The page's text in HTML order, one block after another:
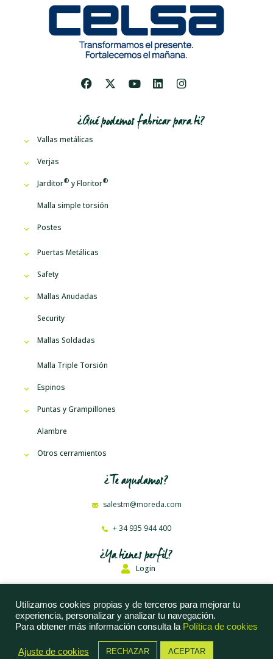
¿Qué podemos fabricar para ti?
Vallas metálicas
Verjas
Jarditor yFloritor
Malla simple torsión
Postes
Puertas Metálicas
Safety
Mallas Anudadas
Security
Mallas Soldadas
Malla Triple Torsión
Espinos
Puntas y Grampillones
Alambre
Otros cerramientos
¿Te ayudamos?
salestm@moreda.com
+ 34 935 944 400
¿Ya tienes perfil?
Login
Moreda Riviere Trefilerías, S. A. © 2023
Aviso Legal
Política de Privacidad
Utilizamos cookies propias y de terceros para mejorar tu
experiencia, personalizar y analizar tu navegación.
Para obtener más información consulta la Política de cookies
Ajuste de cookies RECHAZAR ACEPTAR